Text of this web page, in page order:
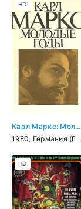
Карл Маркс: Молодые годы
1980 Германия (ГДР)
HD
HD